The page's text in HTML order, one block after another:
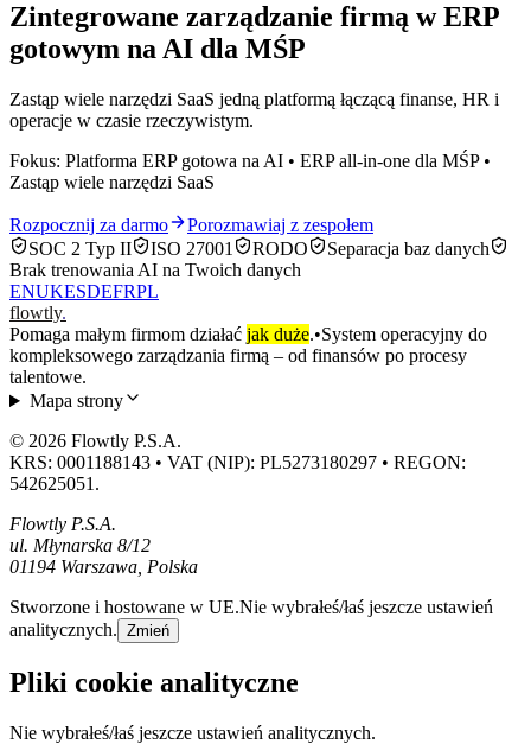
Zintegrowane zarządzanie firmą w ERP
gotowym na AI dla MŚP
Zastąp wiele narzędzi SaaS jedną platformą łączącą finanse, HR i
operacje w czasie rzeczywistym.
Fokus: Platforma ERP gotowa na AI • ERP all-in-one dla MŚP •
Zastąp wiele narzędzi SaaS
Rozpocznij za darmo
Porozmawiaj z zespołem
SOC 2 Typ II
ISO 27001 RODO
Separacja baz danych
Brak trenowania AI na Twoich danych
ENUKESDEFRPL
flowtly.
Pomaga małym firmom działać jak duże.•System operacyjny do
kompleksowego zarządzania firmą – od finansów po procesy
talentowe.
Mapa strony
© 2026 Flowtly P.S.A.
KRS: 0001188143 • VAT (NIP): PL5273180297 • REGON:
542625051.
Flowtly P.S.A.
ul. Młynarska 8/12
01194 Warszawa, Polska
Stworzone i hostowane w UE.Nie wybrałeś/łaś jeszcze ustawień
analitycznych. Zmień
Pliki cookie analityczne
Nie wybrałeś/łaś jeszcze ustawień analitycznych.